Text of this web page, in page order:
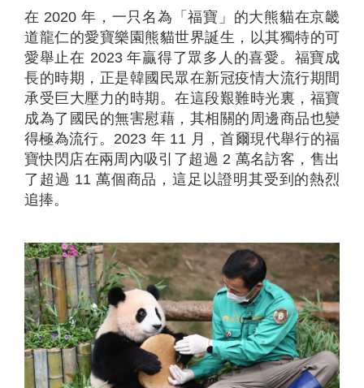
在 2020 年，一只名為「福寶」的大熊貓在京畿
道龍仁的愛寶樂園熊貓世界誕生，以其獨特的可
愛舉止在 2023 年贏得了眾多人的喜愛。福寶成
長的時期，正是韓國民眾在新冠疫情大流行期間
承受巨大壓力的時期。在這段艱難時光裏，福寶
成為了國民的無害慰藉，其相關的周邊商品也變
得極為流行。2023 年 11 月，首爾現代舉行的福
寶快閃店在兩周內吸引了超過 2 萬名訪客，售出
了超過 11 萬個商品，這足以證明其受到的熱烈
追捧。